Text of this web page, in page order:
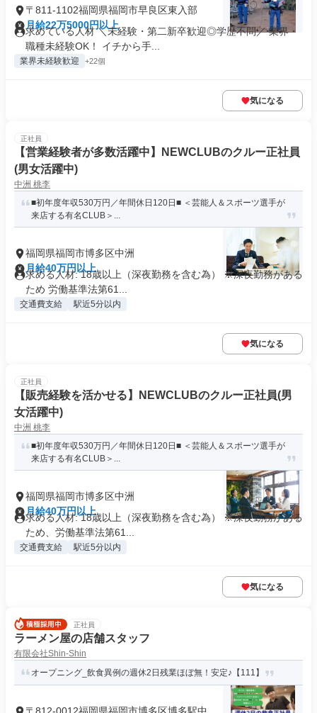
〒811-1102福岡県福岡市早良区東入部
月給22万5000円以上
求めている人材 ＼未経験・第二新卒歓迎◎学歴不問／ 業界・
職種未経験OK！ イチから手...
業界未経験歓迎 +22個
気になる
正社員
【営業経験者が多数活躍中】NEWCLUBのクルー正社員
(男女活躍中)
中洲 桃李
■初年度年収530万円／年間休日120日■ ＜芸能人＆スポーツ選手が
来店する有名CLUB＞...
福岡県福岡市博多区中洲
月給40万円以上
求める人材: 18歳以上（深夜勤務を含む為） ※深夜勤務がある
ため 労働基準法第61...
交通費支給 駅近5分以内
気になる
正社員
【販売経験を活かせる】NEWCLUBのクルー正社員(男
女活躍中)
中洲 桃李
■初年度年収530万円／年間休日120日■ ＜芸能人＆スポーツ選手が
来店する有名CLUB＞...
福岡県福岡市博多区中洲
月給40万円以上
求める人材: 18歳以上（深夜勤務を含む為） ※深夜勤務がある
ため、労働基準法第61...
交通費支給 駅近5分以内
気になる
正社員
ラーメン屋の店舗スタッフ
有限会社Shin-Shin
オープニング_飲食異例の週休2日残業ほぼ無！安定♪【111】